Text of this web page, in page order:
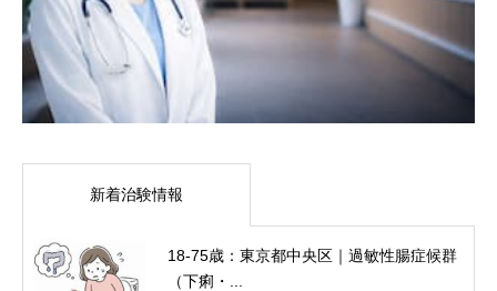
新着治験情報
18-75歳：東京都中央区｜過敏性腸症候群
（下痢・...